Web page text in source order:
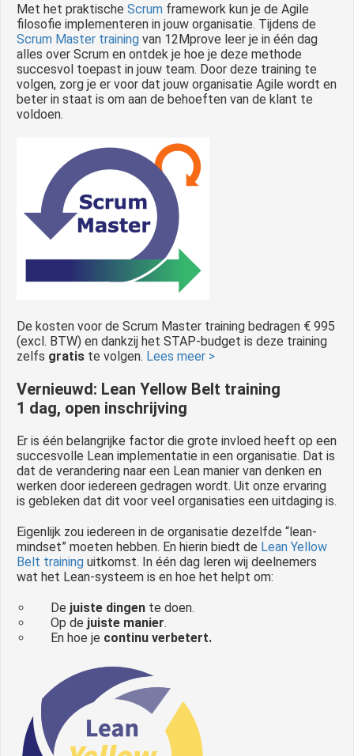
Met het praktische Scrum framework kun je de Agile
filosofie implementeren in jouw organisatie. Tijdens de
Scrum Master training van 12Mprove leer je in één dag
alles over Scrum en ontdek je hoe je deze methode
succesvol toepast in jouw team. Door deze training te
volgen, zorg je er voor dat jouw organisatie Agile wordt en
beter in staat is om aan de behoeften van de klant te
voldoen.
De kosten voor de Scrum Master training bedragen € 995
(excl. BTW) en dankzij het STAP-budget is deze training
zelfs gratis te volgen. Lees meer >
Vernieuwd: Lean Yellow Belt training
1 dag, open inschrijving
Er is één belangrijke factor die grote invloed heeft op een
succesvolle Lean implementatie in een organisatie. Dat is
dat de verandering naar een Lean manier van denken en
werken door iedereen gedragen wordt. Uit onze ervaring
is gebleken dat dit voor veel organisaties een uitdaging is.
Eigenlijk zou iedereen in de organisatie dezelfde “lean-
mindset” moeten hebben. En hierin biedt de Lean Yellow
Belt training uitkomst. In één dag leren wij deelnemers
wat het Lean-systeem is en hoe het helpt om:
De juiste dingen te doen.
Op de juiste manier.
En hoe je continu verbetert.